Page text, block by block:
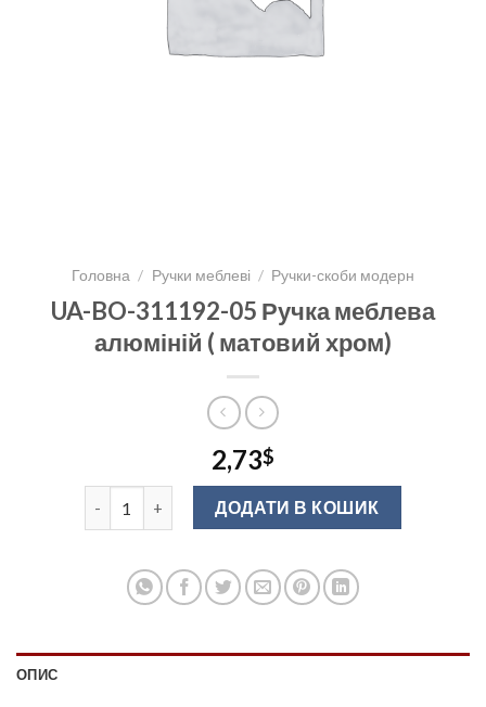
Головна / Ручки меблеві / Ручки-скоби модерн
UA-BO-311192-05 Ручка меблева
алюміній ( матовий хром)
2,73$
UA-BO-311192-05 Ручка меблева алюміній ( матовий
ДОДАТИ В КОШИК
ОПИС